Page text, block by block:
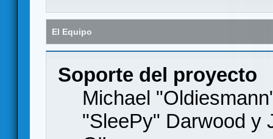
El Equipo
Soporte del proyecto
Michael
"SleePy" Darwood y